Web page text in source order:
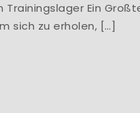
Ein
sich zu erholen, […]